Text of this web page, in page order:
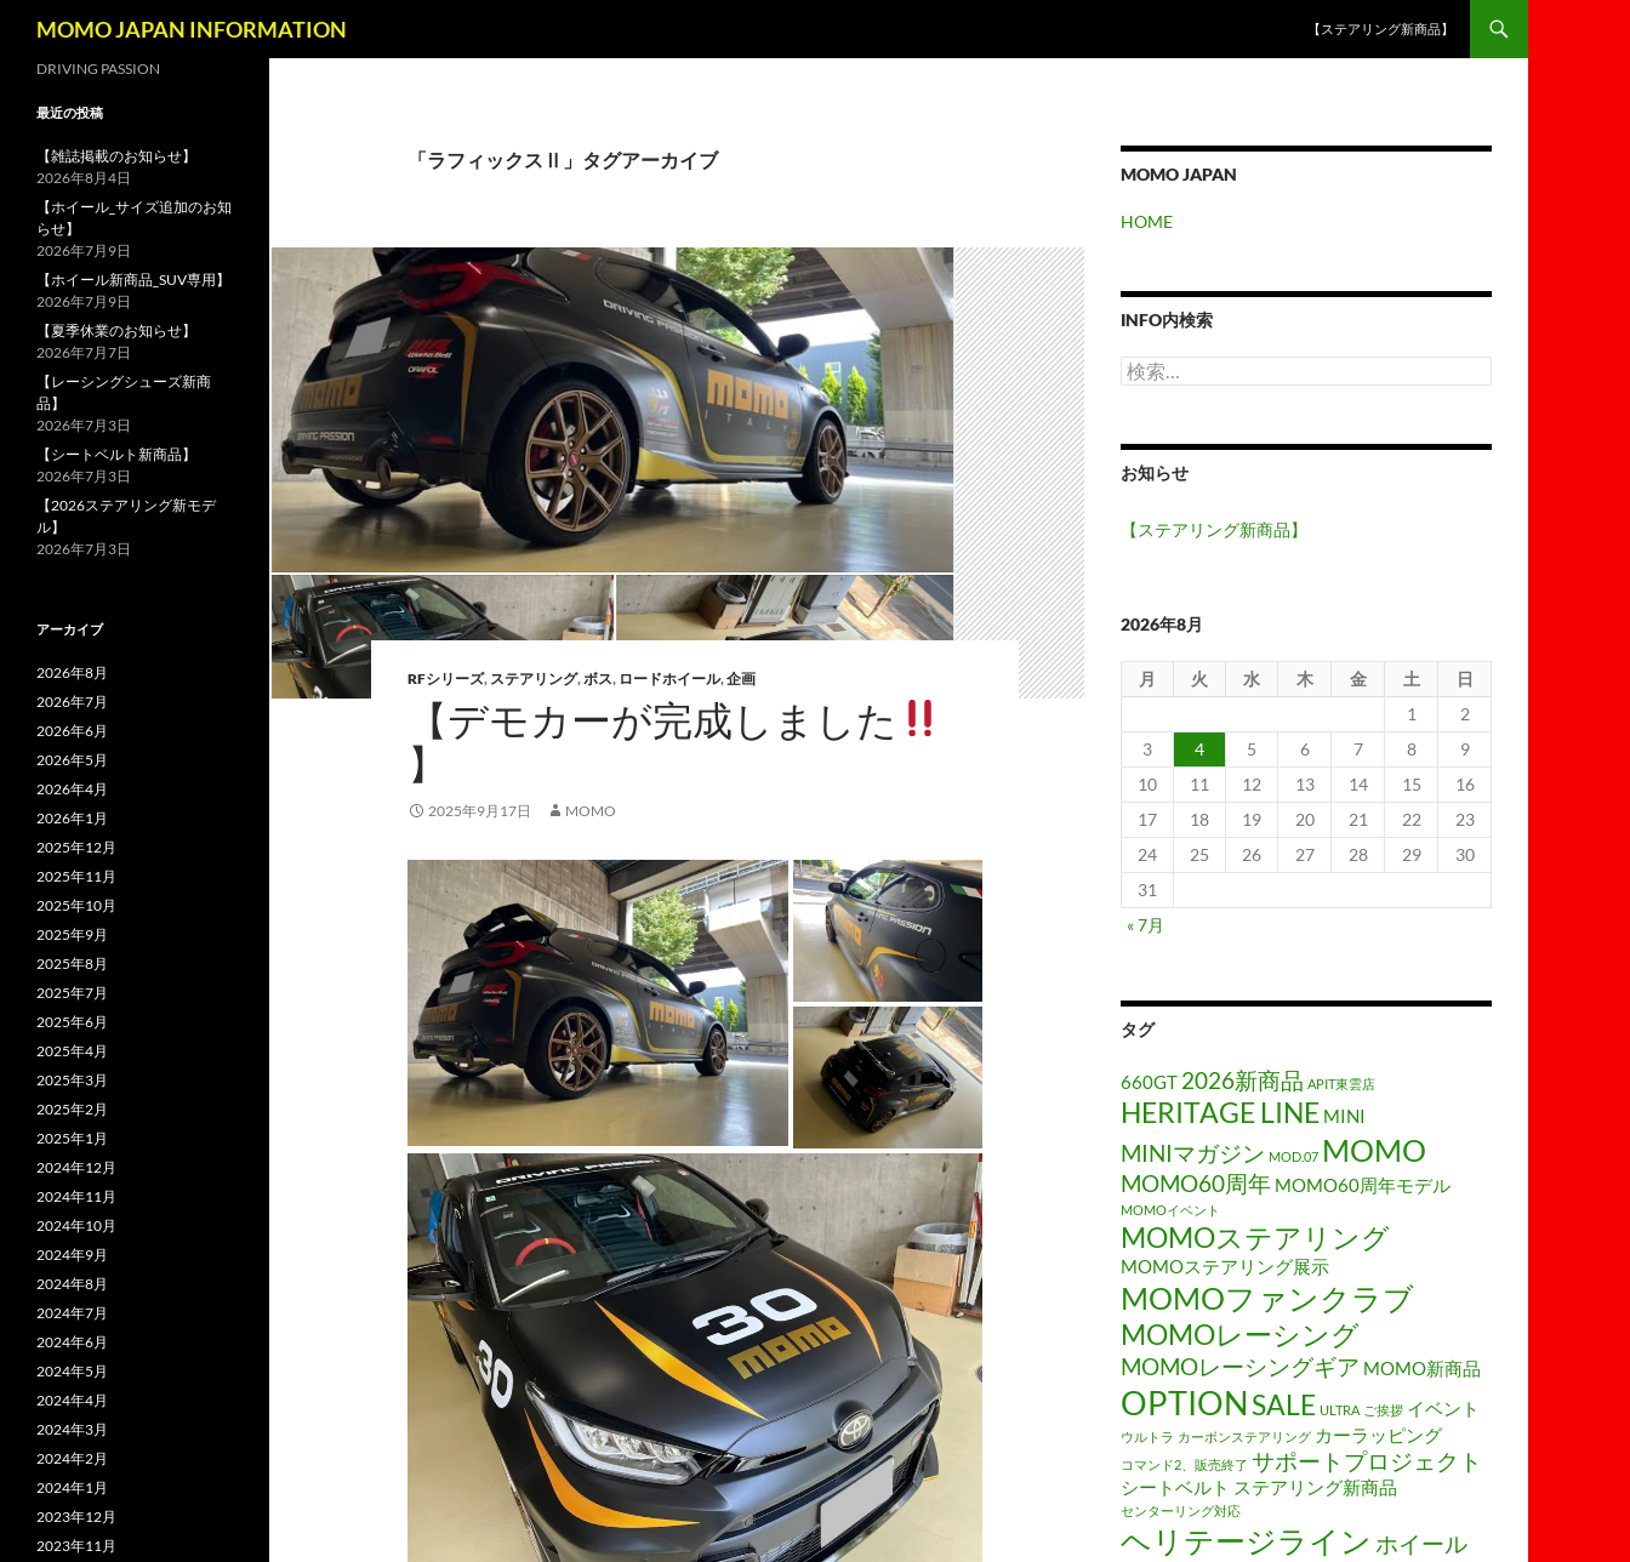
MOMO JAPAN INFORMATION 【ステアリング新商品】
「ラフィックスⅡ」タグアーカイブ
RFシリーズ, ステアリング,ボス, ロードホイール,企画
【デモカーが完成しました
】
2025年9月17日 MOMO
MOMO JAPAN
HOME
INFO内検索
検
索:
お知らせ
【ステアリング新商品】
2026年8月
月 火 水 木 金 土
日
1
2
3
4 5 6 7 8
9
10
11 12 13 14 15
16
17
18 19 20 21 22
23
24
25 26 27 28 29
30
31
« 7月
タグ
660GT 2026新商品 APIT東雲店
HERITAGE LINE MINI
MINIマガジン MOD.07 MOMO
MOMO60周年 MOMO60周年モデル
MOMOイベント
MOMOステアリング
MOMOステアリング展示
MOMOファンクラブ
MOMOレーシング
MOMOレーシングギア MOMO新商品
OPTION SALE ULTRA ご挨拶 イベント
ウルトラ カーボンステアリング カーラッピング
コマンド2、販売終了 サポートプロジェクト
シートベルト ステアリング新商品
センターリング対応
ヘリテージライン ホイール
DRIVING PASSION
最近の投稿
【雑誌掲載のお知らせ】
2026年8月4日
【ホイール_サイズ追加のお知
らせ】
2026年7月9日
【ホイール新商品_SUV専用】
2026年7月9日
【夏季休業のお知らせ】
2026年7月7日
【レーシングシューズ新商
品】
2026年7月3日
【シートベルト新商品】
2026年7月3日
【2026ステアリング新モデ
ル】
2026年7月3日
アーカイブ
2026年8月
2026年7月
2026年6月
2026年5月
2026年4月
2026年1月
2025年12月
2025年11月
2025年10月
2025年9月
2025年8月
2025年7月
2025年6月
2025年4月
2025年3月
2025年2月
2025年1月
2024年12月
2024年11月
2024年10月
2024年9月
2024年8月
2024年7月
2024年6月
2024年5月
2024年4月
2024年3月
2024年2月
2024年1月
2023年12月
2023年11月